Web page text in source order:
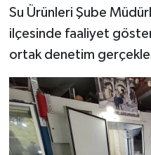
Su Ürünleri Şube
ilçesinde faaliyet
ortak denetim